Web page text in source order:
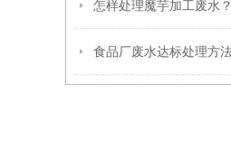
怎样处理魔芋加工废水？